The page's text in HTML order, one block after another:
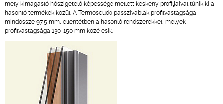
mely kimagasló hőszigetelő képessége mellett keskeny profiljaival tűnik ki a
hasonló termékek közül. A Termoscudo passzívablak profilvastagsága
mindössze 97,5 mm, ellentétben a hasonló rendszerekkel, melyek
profilvastagsága 130-150 mm közé esik.